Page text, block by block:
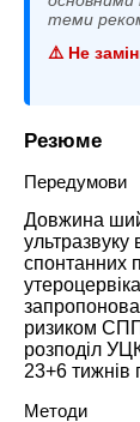
теми
⚠️ Не
Резюме
Передумови
Довжина
ультразвуку
спонтанних
ризиком
розподіл
23+6 тижнів
Методи